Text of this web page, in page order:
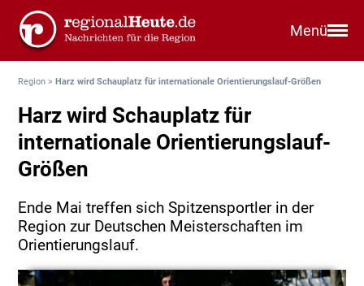
Menü
Region >Harz wird Schauplatz für internationale Orientierungslauf-Größen
Harz wird Schauplatz für
internationale Orientierungslauf-
Größen
Ende Mai treffen sich Spitzensportler in der
Region zur Deutschen Meisterschaften im
Orientierungslauf.